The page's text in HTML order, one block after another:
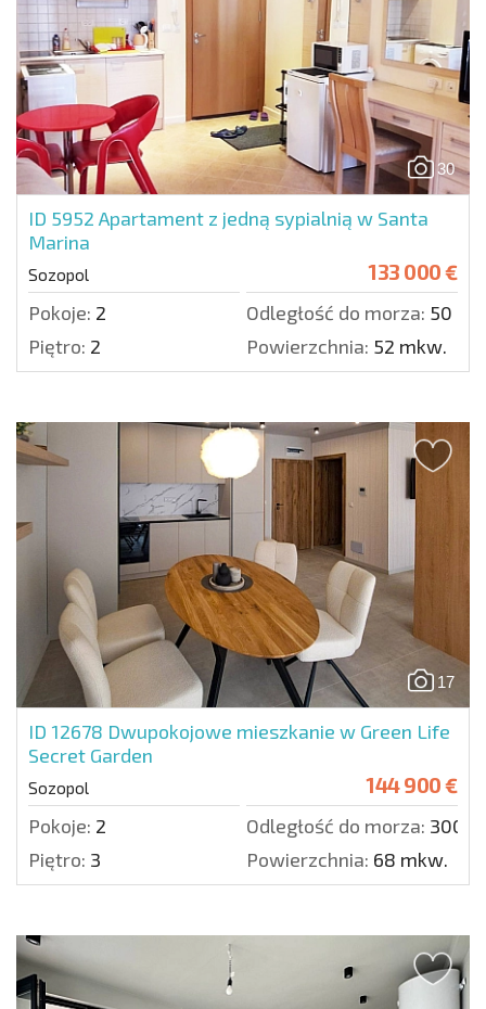
30
ID 5952 Apartament z jedną sypialnią w Santa
Marina
Sozopol 133 000 €
Pokoje: 2 Odległość do morza: 50 m.
Piętro: 2 Powierzchnia: 52 mkw.
17
ID 12678 Dwupokojowe mieszkanie w Green Life
Secret Garden
Sozopol 144 900 €
Pokoje: 2 Odległość do morza: 300
Piętro: 3 Powierzchnia: 68 mkw.